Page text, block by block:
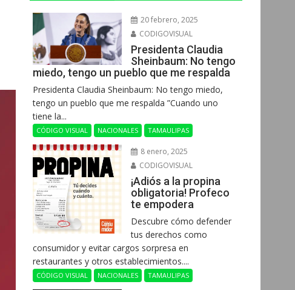
20 febrero, 2025
CODIGOVISUAL
Presidenta Claudia
Sheinbaum: No tengo
miedo, tengo un pueblo que me respalda
Presidenta Claudia Sheinbaum: No tengo miedo,
tengo un pueblo que me respalda ”Cuando uno
tiene la...
CÓDIGO VISUAL NACIONALES TAMAULIPAS
8 enero, 2025
CODIGOVISUAL
¡Adiós a la propina
obligatoria! Profeco
te empodera
Descubre cómo defender
tus derechos como
consumidor y evitar cargos sorpresa en
restaurantes y otros establecimientos....
CÓDIGO VISUAL NACIONALES TAMAULIPAS